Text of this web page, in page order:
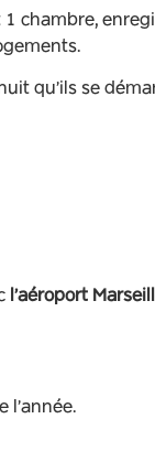
1 chambre,
qu’ils se
l’aéroport
l’année.